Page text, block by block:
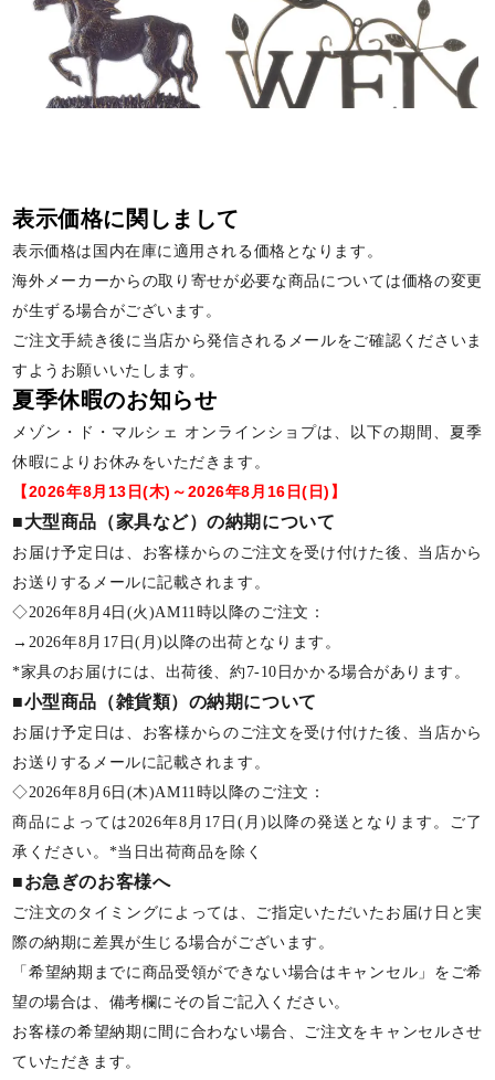
表示価格に関しまして
表示価格は国内在庫に適用される価格となります。
海外メーカーからの取り寄せが必要な商品については価格の変更
が生ずる場合がございます。
ご注文手続き後に当店から発信されるメールをご確認くださいま
すようお願いいたします。
夏季休暇のお知らせ
メゾン・ド・マルシェ オンラインショプは、以下の期間、夏季
休暇によりお休みをいただきます。
【2026年8月13日(木)～2026年8月16日(日)】
■大型商品（家具など）の納期について
お届け予定日は、お客様からのご注文を受け付けた後、当店から
お送りするメールに記載されます。
◇2026年8月4日(火)AM11時以降のご注文：
→2026年8月17日(月)以降の出荷となります。
*家具のお届けには、出荷後、約7-10日かかる場合があります。
■小型商品（雑貨類）の納期について
お届け予定日は、お客様からのご注文を受け付けた後、当店から
お送りするメールに記載されます。
◇2026年8月6日(木)AM11時以降のご注文：
商品によっては2026年8月17日(月)以降の発送となります。ご了
承ください。*当日出荷商品を除く
■お急ぎのお客様へ
ご注文のタイミングによっては、ご指定いただいたお届け日と実
際の納期に差異が生じる場合がございます。
「希望納期までに商品受領ができない場合はキャンセル」をご希
望の場合は、備考欄にその旨ご記入ください。
お客様の希望納期に間に合わない場合、ご注文をキャンセルさせ
ていただきます。